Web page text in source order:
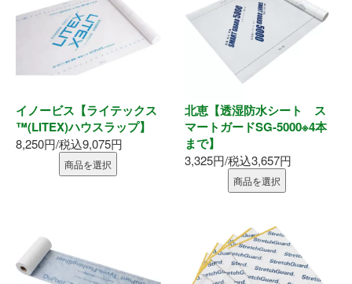
g
n
構造金物
耐震制震
機械打 釘・ビス
釘・ねじ
防水・気密部材
断熱材
イノービス【ライテックス
™(LITEX)ハウスラップ】
8,250円/税込9,075円
商品を選択
北恵【透湿防水シート ス
マートガードSG-5000※4本
まで】
3,325円/税込3,657円
商品を選択